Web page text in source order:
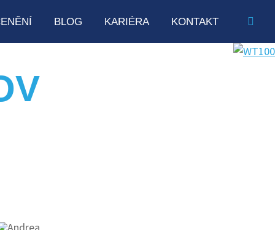
BLOG KARIÉRA KONTAKT